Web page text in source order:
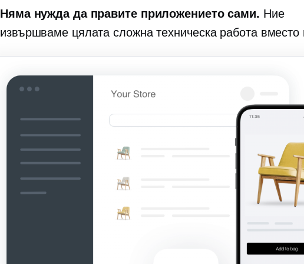
Няма нужда да правите приложението сами. Ние
извършваме цялата сложна техническа работа вместо